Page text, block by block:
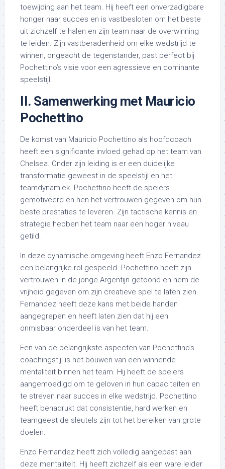
toewijding aan het team. Hij heeft een onverzadigbare
honger naar succes en is vastbesloten om het beste
uit zichzelf te halen en zijn team naar de overwinning
te leiden. Zijn vastberadenheid om elke wedstrijd te
winnen, ongeacht de tegenstander, past perfect bij
Pochettino’s visie voor een agressieve en dominante
speelstijl.
II. Samenwerking met Mauricio
Pochettino
De komst van Mauricio Pochettino als hoofdcoach
heeft een significante invloed gehad op het team van
Chelsea. Onder zijn leiding is er een duidelijke
transformatie geweest in de speelstijl en het
teamdynamiek. Pochettino heeft de spelers
gemotiveerd en hen het vertrouwen gegeven om hun
beste prestaties te leveren. Zijn tactische kennis en
strategie hebben het team naar een hoger niveau
getild.
In deze dynamische omgeving heeft Enzo Fernandez
een belangrijke rol gespeeld. Pochettino heeft zijn
vertrouwen in de jonge Argentijn getoond en hem de
vrijheid gegeven om zijn creatieve spel te laten zien.
Fernandez heeft deze kans met beide handen
aangegrepen en heeft laten zien dat hij een
onmisbaar onderdeel is van het team.
Een van de belangrijkste aspecten van Pochettino’s
coachingstijl is het bouwen van een winnende
mentaliteit binnen het team. Hij heeft de spelers
aangemoedigd om te geloven in hun capaciteiten en
te streven naar succes in elke wedstrijd. Pochettino
heeft benadrukt dat consistentie, hard werken en
teamgeest de sleutels zijn tot het bereiken van grote
doelen.
Enzo Fernandez heeft zich volledig aangepast aan
deze mentaliteit. Hij heeft zichzelf als een ware leider